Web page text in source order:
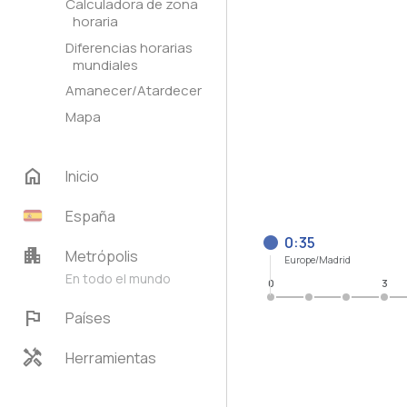
Calculadora de zona
horaria
Diferencias horarias
mundiales
Amanecer/Atardecer
Mapa
home
Inicio
España
apartment Metrópolis
En todo el mundo
flag Países
handyman Herramientas
0:35
Europe/Madrid
0 3